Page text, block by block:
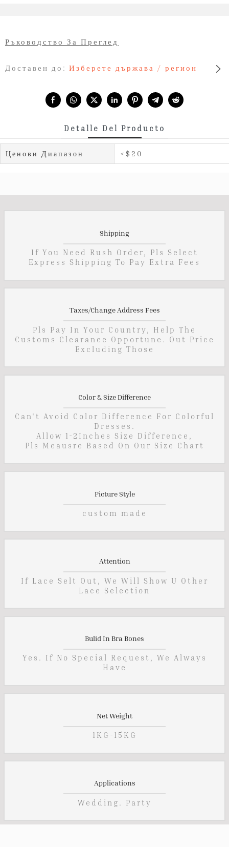
Доставен до: Изберете държава / регион
Ръководство За Преглед
Detalle Del Producto
Ценови Диапазон <$20
Shipping
If You Need Rush Order, Pls Select
Express Shipping To Pay Extra Fees
Taxes/Change Address Fees
Pls Pay In Your Country, Help The
Customs Clearance Opportune. Out Price
Excluding Those
Color & Size Difference
Can't Avoid Color Difference For Colorful
Dresses.
Allow 1-2Inches Size Difference,
Pls Meausre Based On Our Size Chart
Picture Style
custom made
Attention
If Lace Selt Out, We Will Show U Other
Lace Selection
Bulid In Bra Bones
Yes. If No Special Request, We Always
Have
Net Weight
1KG-15KG
Applications
Wedding. Party